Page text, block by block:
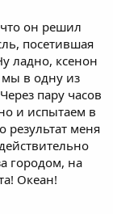
он решил
посетившая
ладно, ксенон
в одну из
пару часов
и испытаем в
результат меня
городом, на
Океан!